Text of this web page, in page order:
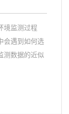
境监测过程
会遇到如何选
测数据的近似